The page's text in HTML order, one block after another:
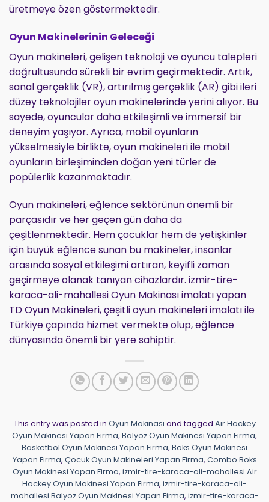
üretmeye özen göstermektedir.
Oyun Makinelerinin Geleceği
Oyun makineleri, gelişen teknoloji ve oyuncu talepleri
doğrultusunda sürekli bir evrim geçirmektedir. Artık,
sanal gerçeklik (VR), artırılmış gerçeklik (AR) gibi ileri
düzey teknolojiler oyun makinelerinde yerini alıyor. Bu
sayede, oyuncular daha etkileşimli ve immersif bir
deneyim yaşıyor. Ayrıca, mobil oyunların
yükselmesiyle birlikte, oyun makineleri ile mobil
oyunların birleşiminden doğan yeni türler de
popülerlik kazanmaktadır.
Oyun makineleri, eğlence sektörünün önemli bir
parçasıdır ve her geçen gün daha da
çeşitlenmektedir. Hem çocuklar hem de yetişkinler
için büyük eğlence sunan bu makineler, insanlar
arasında sosyal etkileşimi artıran, keyifli zaman
geçirmeye olanak tanıyan cihazlardır. izmir-tire-
karaca-ali-mahallesi Oyun Makinası imalatı yapan
TD Oyun Makineleri, çeşitli oyun makineleri imalatı ile
Türkiye çapında hizmet vermekte olup, eğlence
dünyasında önemli bir yere sahiptir.
This entry was posted in Oyun Makinası and tagged Air Hockey
Oyun Makinesi Yapan Firma, Balyoz Oyun Makinesi Yapan Firma,
Basketbol Oyun Makinesi Yapan Firma, Boks Oyun Makinesi
Yapan Firma, Çocuk Oyun Makineleri Yapan Firma, Combo Boks
Oyun Makinesi Yapan Firma, izmir-tire-karaca-ali-mahallesi Air
Hockey Oyun Makinesi Yapan Firma, izmir-tire-karaca-ali-
mahallesi Balyoz Oyun Makinesi Yapan Firma, izmir-tire-karaca-